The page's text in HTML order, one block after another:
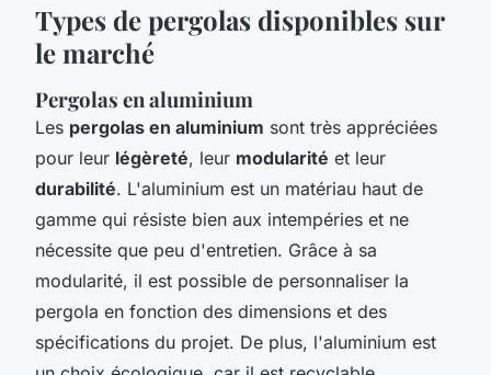
Types de pergolas disponibles sur
le marché
Pergolas en aluminium
Les pergolas en aluminium sont très appréciées
pour leur légèreté, leur modularité et leur
durabilité. L'aluminium est un matériau haut de
gamme qui résiste bien aux intempéries et ne
nécessite que peu d'entretien. Grâce à sa
modularité, il est possible de personnaliser la
pergola en fonction des dimensions et des
spécifications du projet. De plus, l'aluminium est